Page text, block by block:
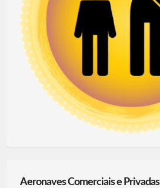
Aeronaves Comerciais e Privadas